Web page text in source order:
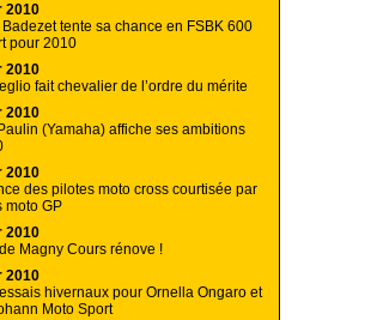
2010
tente sa chance en FSBK 600
pour 2010
2010
fait chevalier de l’ordre du mérite
2010
(Yamaha) affiche ses ambitions
2010
des pilotes moto cross courtisée par
moto GP
2010
Magny Cours rénove !
2010
hivernaux pour Ornella Ongaro et
Moto Sport